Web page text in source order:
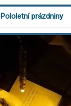
Pololetní prázdniny